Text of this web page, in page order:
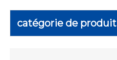
scellé SH15
catégorie de produit